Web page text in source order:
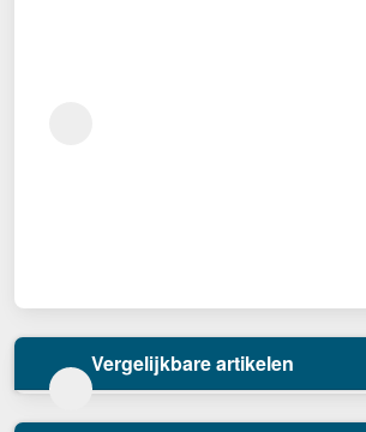
Vergelijkbare artikelen